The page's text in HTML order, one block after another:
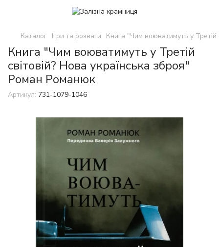
Каталог Ігри та розваги Книга "Чим воюватимуть у Третій
Книга "Чим воюватимуть у Третій
світовій? Нова українська зброя"
Роман Романюк
Артикул: 731-1079-1046